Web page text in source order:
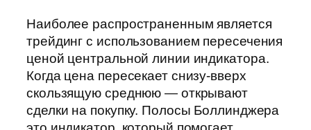
Наиболее распространенным является
трейдинг с использованием пересечения
ценой центральной линии индикатора.
Когда цена пересекает снизу-вверх
скользящую среднюю — открывают
сделки на покупку. Полосы Боллинджера